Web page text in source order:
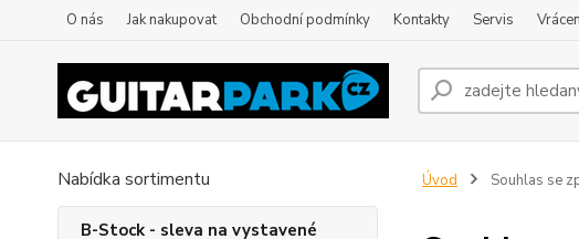
O nás Jak nakupovat Obchodní podmínky Kontakty Servis
Nabídka sortimentu
B-Stock - sleva na vystavené
Úvod Souhlas se